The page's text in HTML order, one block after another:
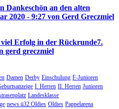
Dankeschön an den alten
2020 - 9:27 von Gerd Greczmiel
viel Erfolg in der Rückrunde7.
gerd greczmiel
Damen Derby Einschulung F-Junioren
I. Herren II. Herren Junioren
Landesklasse
news ü32 Oldies Oldies Pappelarena